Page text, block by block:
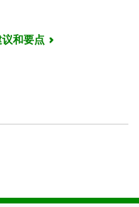
和要点